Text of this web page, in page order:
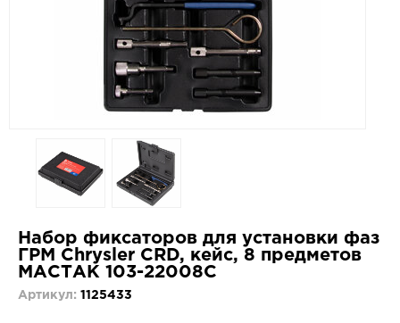
Набор фиксаторов для установки фаз
ГРМ Chrysler CRD, кейс, 8 предметов
МАСТАК 103-22008C
Артикул: 1125433